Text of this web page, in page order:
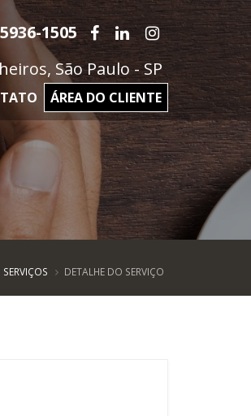
1505
São Paulo - SP
ÁREA DO CLIENTE
SERVIÇOS DETALHE DO SERVIÇO